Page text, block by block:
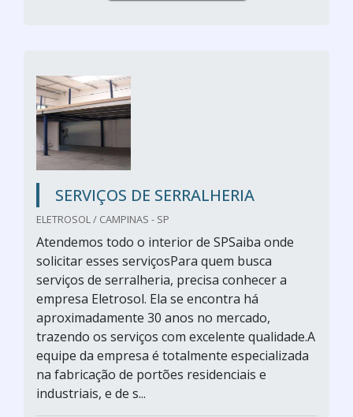
SERVIÇOS DE SERRALHERIA
ELETROSOL / CAMPINAS - SP
Atendemos todo o interior de SPSaiba onde
solicitar esses serviçosPara quem busca
serviços de serralheria, precisa conhecer a
empresa Eletrosol. Ela se encontra há
aproximadamente 30 anos no mercado,
trazendo os serviços com excelente qualidade.A
equipe da empresa é totalmente especializada
na fabricação de portões residenciais e
industriais, e de s...